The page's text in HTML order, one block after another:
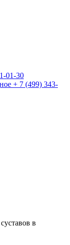
01-30
+ 7 (499) 343-
в